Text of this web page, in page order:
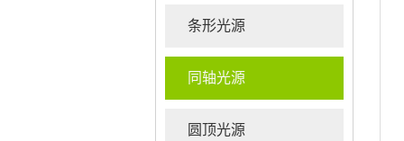
条形光源
同轴光源
圆顶光源